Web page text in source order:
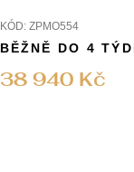
KÓD: ZPMO554
38 940 Kč
BĚŽNĚ DO 4